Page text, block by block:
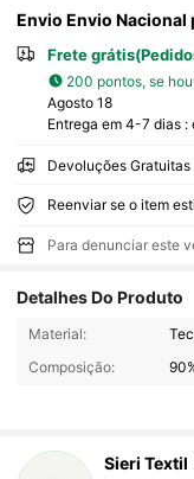
Envio Envio Nacional
Frete
200 pontos, se
Agosto 18
Entrega em 4-7 dias
Devoluções Gratuitas
Para denunciar este
Detalhes Do Produto
Material:
Composição:
Sieri Textil
1K
1K
4,80